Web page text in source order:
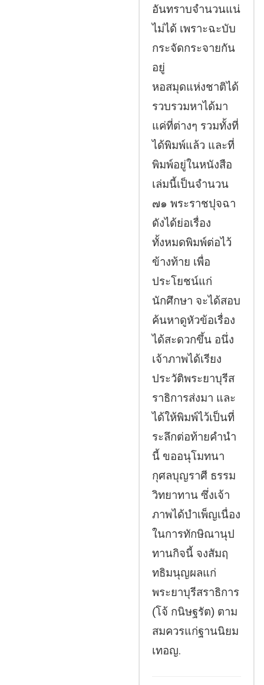
อันทราบจำนวนแน่
ไม่ได้ เพราะฉะบับ
กระจัดกระจายกัน
อยู่
หอสมุดแห่งชาติได้
รวบรวมหาได้มา
แค่ที่ต่างๆ รวมทั้งที่
ได้พิมพ์แล้ว และที่
พิมพ์อยู่ในหนังสือ
เล่มนี้เป็นจำนวน
๗๑ พระราชปุจฉา
ดังได้ย่อเรื่อง
ทั้งหมดพิมพ์ต่อไว้
ข้างท้าย เพื่อ
ประโยชน์แก่
นักศึกษา จะได้สอบ
ค้นหาดูหัวข้อเรื่อง
ได้สะดวกขึ้น อนึ่ง
เจ้าภาพได้เรียง
ประวัติพระยาบุรีส
ราธิการส่งมา และ
ได้ให้พิมพ์ไว้เป็นที่
ระลึกต่อท้ายคำนำ
นี้ ขออนุโมทนา
กุศลบุญราศี ธรรม
วิทยาทาน ซึ่งเจ้า
ภาพได้บำเพ็ญเนื่อง
ในการทักษิณานุป
ทานกิจนี้ จงสัมฤ
ทธิมนุญผลแก่
พระยาบุรีสราธิการ
(โจ้ กนิษฐรัต) ตาม
สมควรแก่ฐานนิยม
เทอญ.